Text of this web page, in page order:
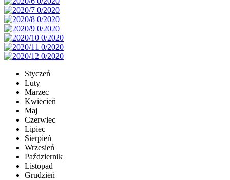
Styczeń
Luty
Marzec
Kwiecień
Maj
Czerwiec
Lipiec
Sierpień
Wrzesień
Październik
Listopad
Grudzień